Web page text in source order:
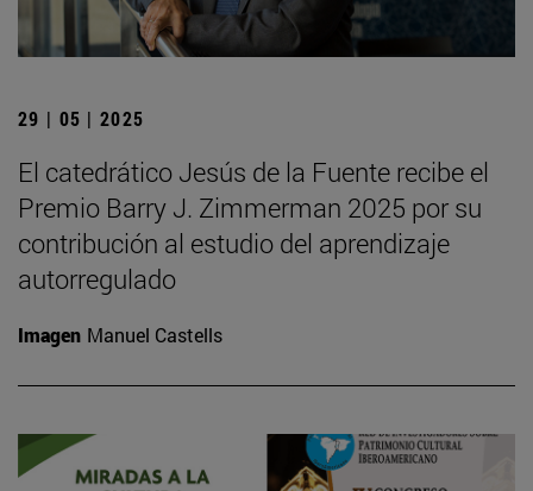
29 | 05 | 2025
El catedrático Jesús de la Fuente recibe el
Premio Barry J. Zimmerman 2025 por su
contribución al estudio del aprendizaje
autorregulado
Imagen Manuel Castells